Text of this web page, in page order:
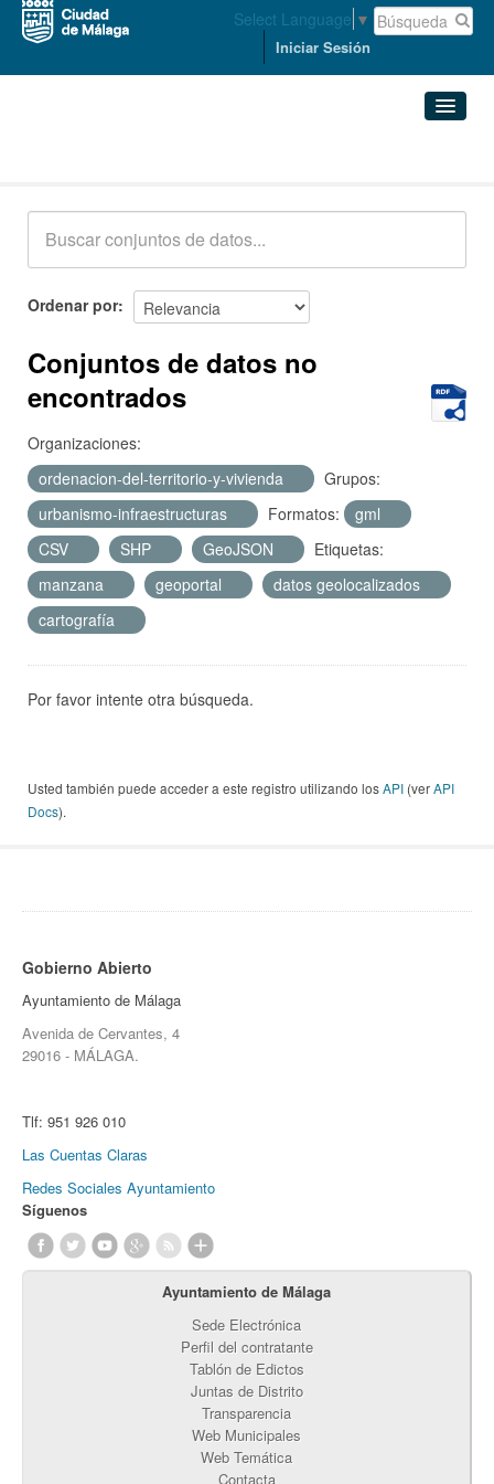
Select Language ▼
Iniciar Sesión
Acerca de
Ordenar por
Conjuntos de datos no
encontrados
Organizaciones:
ordenacion-del-territorio-y-vivienda
Grupos:
urbanismo-infraestructuras
Formatos:
gml
CSV
SHP GeoJSON
Etiquetas:
manzana
geoportal
datos geolocalizados
cartografía
Por favor intente otra búsqueda.
Usted también puede acceder a este registro utilizando losAPI (verAPI
Docs).
Gobierno Abierto
Ayuntamiento de Málaga
Avenida de Cervantes, 4
29016 - MÁLAGA.
Tlf: 951 926 010
Las Cuentas Claras
Redes Sociales Ayuntamiento
Síguenos
Ayuntamiento de Málaga
Sede Electrónica
Perfil del contratante
Tablón de Edictos
Juntas de Distrito
Transparencia
Web Municipales
Web Temática
Contacta